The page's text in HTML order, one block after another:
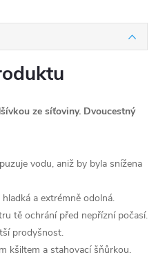
ze síťoviny. Dvoucestný
vodu, aniž by byla snížena
a extrémně odolná.
tě ochrání před nepřízní počasí.
prodyšnost.
kšiltem a stahovací šňůrkou.